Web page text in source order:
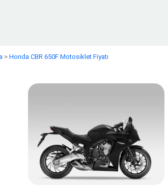
> Honda CBR 650F Motosiklet Fiyatı